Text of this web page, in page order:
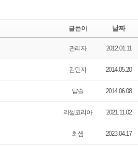
글쓴이 날짜
관리자 2012.01.11
김민지 2014.05.20
얌슬 2014.06.08
리셀코리아 2021.11.02
최샘 2023.04.17